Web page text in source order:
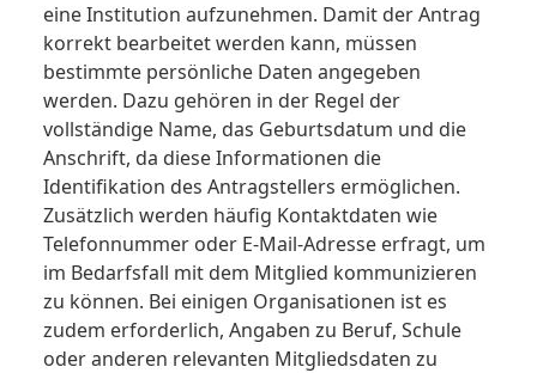
eine Institution aufzunehmen. Damit der Antrag
korrekt bearbeitet werden kann, müssen
bestimmte persönliche Daten angegeben
werden. Dazu gehören in der Regel der
vollständige Name, das Geburtsdatum und die
Anschrift, da diese Informationen die
Identifikation des Antragstellers ermöglichen.
Zusätzlich werden häufig Kontaktdaten wie
Telefonnummer oder E-Mail-Adresse erfragt, um
im Bedarfsfall mit dem Mitglied kommunizieren
zu können. Bei einigen Organisationen ist es
zudem erforderlich, Angaben zu Beruf, Schule
oder anderen relevanten Mitgliedsdaten zu